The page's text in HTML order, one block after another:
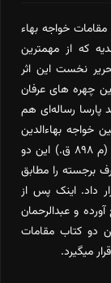
خواجه بهاء
نقشبندیه که از مهمترین
نخست این اثر
، از برجسته‌ترین چهره های عرفان
پارسا رساله‌ای هم
عطار (م. ۸۰۲ ق)جانشین خواجه بهاء‌الدین
نقشبند نوشته بود که سال‌ها بعد عبدالرحمن جامی (م ۸۹۸ ق.) این دو
برجسته را مطابق
داد. اینک پس از
و عبدالرحمان
دو کتاب مقامات
میگیرد.